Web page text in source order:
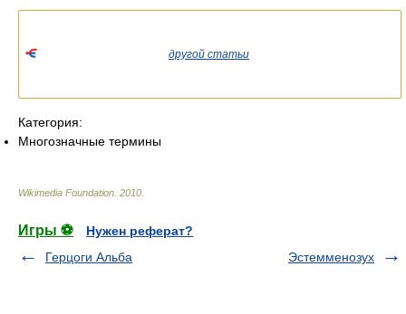
другой статьи
Категория:
Многозначные термины
Wikimedia Foundation 2010
Игры ⚽
Нужен реферат?
Герцоги Альба
Эстемменозух